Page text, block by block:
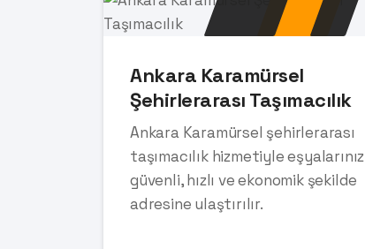
Ankara Karamürsel
Şehirlerarası Taşımacılık
Ankara Karamürsel şehirlerarası
taşımacılık hizmetiyle eşyalarınız
güvenli, hızlı ve ekonomik şekilde
adresine ulaştırılır.